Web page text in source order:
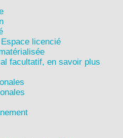
licencié
facultatif, en savoir plus